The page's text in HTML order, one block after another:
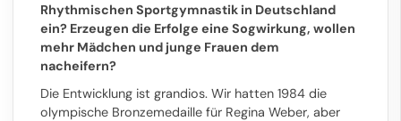
Rhythmischen Sportgymnastik in Deutschland
ein? Erzeugen die Erfolge eine Sogwirkung, wollen
mehr Mädchen und junge Frauen dem
nacheifern?
Die Entwicklung ist grandios. Wir hatten 1984 die
olympische Bronzemedaille für Regina Weber, aber